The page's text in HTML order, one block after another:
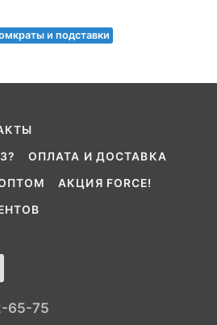
и подставки
ОПЛАТА И ДОСТАВКА
АКЦИЯ FORCE!
65-75